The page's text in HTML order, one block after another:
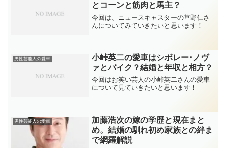
とコーンと筋肉と馬主？
今回は、ニュースキャスターの草野仁さ
んについてみていきたいと思います！
男性芸能人の愛車
小峠英二の愛車はシボレー･ノヴ
ァとバイク？結婚と年収と相方？
今回はお笑い芸人の小峠英二さんの愛車
について見ていきたいと思います！
男性芸能人の愛車
加藤浩次の嫁の学歴と現在まと
め。結婚の馴れ初め家族との絆ま
で網羅解説